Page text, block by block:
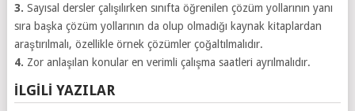
3. Sayısal dersler çalışılırken sınıfta öğrenilen çözüm yollarının yanı
sıra başka çözüm yollarının da olup olmadığı kaynak kitaplardan
araştırılmalı, özellikle örnek çözümler çoğaltılmalıdır.
4. Zor anlaşılan konular en verimli çalışma saatleri ayrılmalıdır.
İLGILI YAZILAR